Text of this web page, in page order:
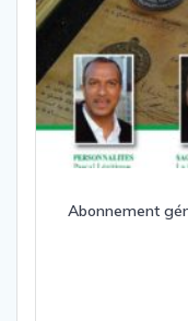
Abonnement